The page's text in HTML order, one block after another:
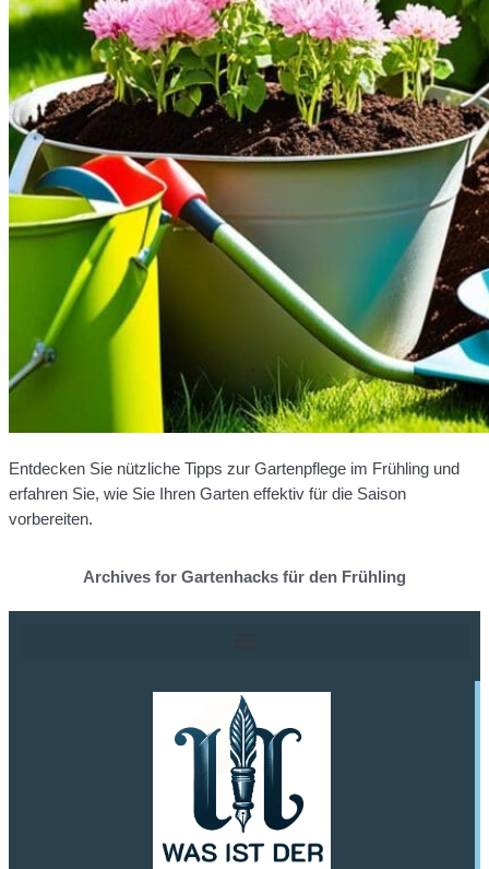
Entdecken Sie nützliche Tipps zur Gartenpflege im Frühling und
erfahren Sie, wie Sie Ihren Garten effektiv für die Saison
vorbereiten.
Archives for Gartenhacks für den Frühling